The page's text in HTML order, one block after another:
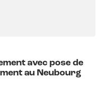
avec pose de
au Neubourg